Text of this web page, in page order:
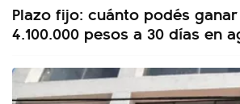
Plazo fijo: cuánto podés
4.100.000 pesos a 30 días en